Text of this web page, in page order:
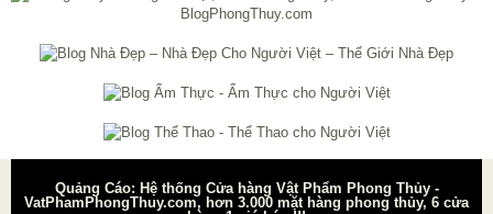
Quảng Cáo: Hệ thống Cửa hàng Vật Phẩm Phong Thủy -
VatPhamPhongThuy.com, hơn 3.000 mặt hàng phong thủy, 6 cửa